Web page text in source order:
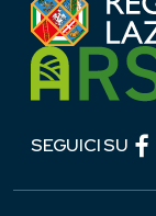
SEGUICI SU